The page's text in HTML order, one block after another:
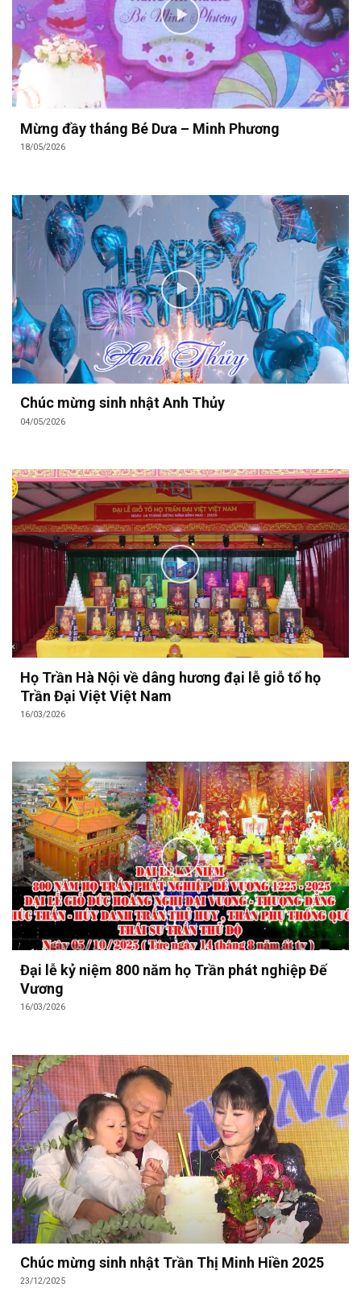
Mừng đầy tháng Bé Dưa – Minh Phương
18/05/2026
Chúc mừng sinh nhật Anh Thủy
04/05/2026
Họ Trần Hà Nội về dâng hương đại lễ giỗ tổ họ
Trần Đại Việt Việt Nam
16/03/2026
Đại lễ kỷ niệm 800 năm họ Trần phát nghiệp Đế
Vương
16/03/2026
Chúc mừng sinh nhật Trần Thị Minh Hiền 2025
23/12/2025